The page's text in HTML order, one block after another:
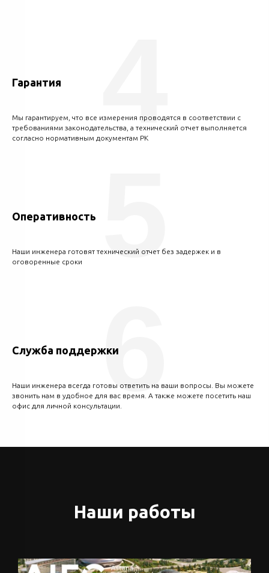
Гарантия
Мы гарантируем, что все измерения проводятся в соответствии с
требованиями законодательства, а технический отчет выполняется
согласно нормативным документам РК
4
Оперативность
Наши инженера готовят технический отчет без задержек и в
оговоренные сроки
5
Служба поддержки
Наши инженера всегда готовы ответить на ваши вопросы. Вы можете
звонить нам в удобное для вас время. А также можете посетить наш
офис для личной консультации.6
Наши работы